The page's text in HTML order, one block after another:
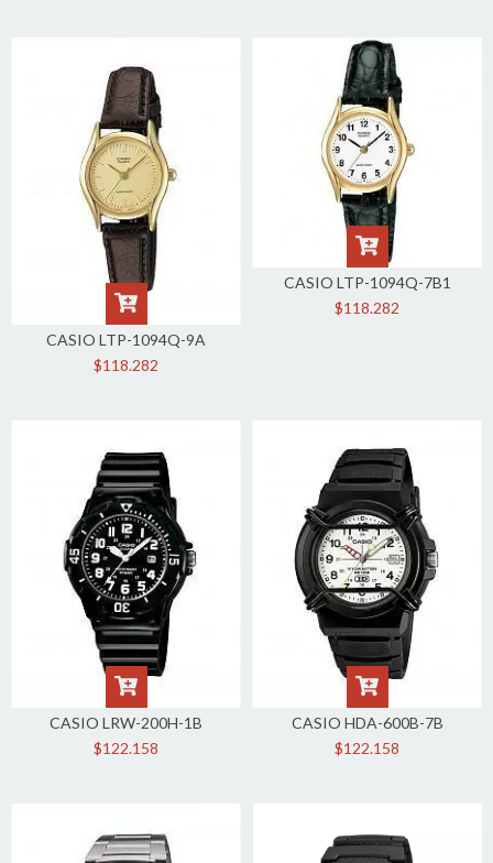
CASIO LTP-1094Q-9A
$118.282
CASIO LTP-1094Q-7B1
$118.282
CASIO LRW-200H-1B
$122.158
CASIO HDA-600B-7B
$122.158